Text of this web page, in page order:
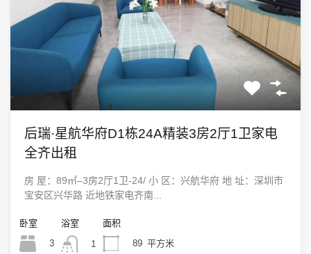
后瑞·星航华府D1栋24A精装3房2厅1卫家电
全齐出租
房 屋：89㎡–3房2厅1卫-24/ 小 区：兴航华府 地 址：深圳市
宝安区兴华路 近地铁家电齐南...
卧室
3
浴室
1
面积
89 平方米